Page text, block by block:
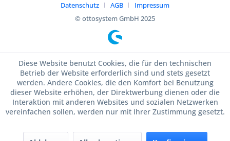
Datenschutz
AGB
Impressum
© ottosystem GmbH 2025
Diese Website benutzt Cookies, die für den technischen
Betrieb der Website erforderlich sind und stets gesetzt
werden. Andere Cookies, die den Komfort bei Benutzung
dieser Website erhöhen, der Direktwerbung dienen oder die
Interaktion mit anderen Websites und sozialen Netzwerken
vereinfachen sollen, werden nur mit Ihrer Zustimmung gesetzt.